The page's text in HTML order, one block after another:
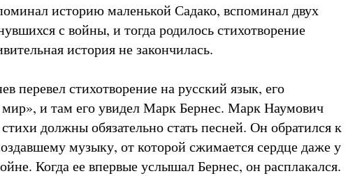
историю маленькой Садако, вспоминал двух
с войны, и тогда родилось стихотворение
история не закончилась.
перевел стихотворение на русский язык, его
и там его увидел Марк Бернес. Марк Наумович
должны обязательно стать песней. Он обратился к
музыку, от которой сжимается сердце даже у
Когда ее впервые услышал Бернес, он расплакался.